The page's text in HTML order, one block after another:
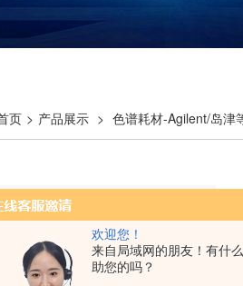
欢迎您！
来自局域网的朋友！有什
助您的吗？
页 > 产品展示 > 色谱耗材-Agilent/岛津